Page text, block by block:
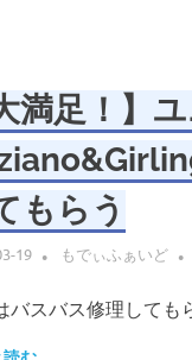
満足！】
もらう
19 もでぃふぁいど
バスバス修理しても